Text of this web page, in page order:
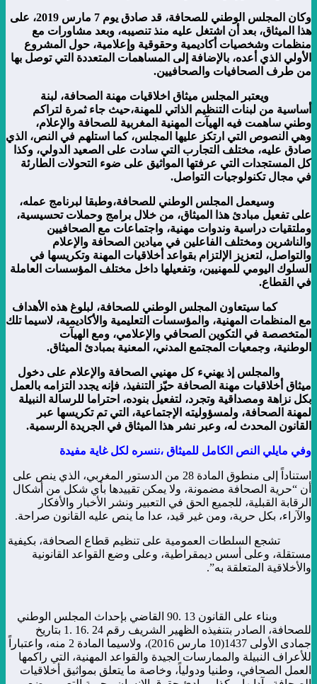
وكان المجلس الوطني للصحافة، قد صادق يوم 7 مارس 2019، على
هذا الميثاق، بعد أن اشتغل عليه منذ تنصيبه، وبعد مشاورات مع
منظمات وشخصيات أكاديمية وحقوقية وإعلامية، حول المشروع
الأولي الذي أعده، بالإضافة إلى المساهمات المتعددة التي توصل بها
من طرف الصحافيات والصحافيين.
ويعتبر المجلس ميثاق اخلاقيات مهنة الصحافة، لبنة
أساسية من لبنات التنظيم الذاتي للمهنة،حيث جاء ثمرة لتراكم
وطني ساهمت فيه الهيآت المهنية المغربية للصحافة والإعلام،
وهي النصوص التي ارتكز عليها المجلس، كما استلهم في النص، الذي
صادق عليه، مختلف التجارب التي سادت على الصعيد الدولي، وكذا
كل المستجدات التي عرفتها المواثيق على ضوء التحولات الطارئة
في مجال تكنولوجيات التواصل.
وسيعمل المجلس الوطني للصحافة،وطبقا لبرنامج عمله،
على تفعيل مبادئ هذا الميثاق، من خلال برامج وحملات تحسيسية،
وملتقيات دراسية وندوات مهنية، واجتماعات مع الصحافيين
والناشرين ومختلف الفاعلين في ميادين الصحافة والإعلام
والتواصل، لتعزيز الإلتزام بقواعد أخلاقيات المهنة وتكريسها في
السلوك اليومي للمهنيين، وتفعيلها داخل مختلف المؤسسات العاملة
في القطاع.
كما سيتعاون المجلس الوطني للصحافة، لبلوغ هذه الأهداف
مع المنظمات المهنية، والمؤسسات التعليمية والأكاديمية، لاسيما تلك
المتخصصة في التكوين الصحافي والإعلامي، ومع الهيآت
الوطنية، وجمعيات المجتمع المدني، المعنية بمبادئ الميثاق.
والمجلس إذ يهنيء كل مهنيي الصحافة والإعلام على دخول
ميثاق أخلاقيات مهنة الصحافة حيّز التنفيذ، فإنه يجدد التزامه بالعمل
بكل نزاهة ومصداقية وتجرد، لتفعيل بنوده، احتراما للرسالة النبيلة
لمهنة الصحافة، ولمسؤوليته الإجتماعية، التي تم تكريسها عبر
القانون المحدث له، وعبر نشر هذا الميثاق في الجريدة الرسمية.
وفي مايلي النص الكامل للميثاق ،ننسره لكل غاية مفيدة
استناداً إلى منطوق المادة 28 من الدستور المغربي، الذي ينص على
أن “حرية الصحافة مضمونة، ولا يمكن تقييدها بأي شكل من أشكال
الرقابة القبلية، للجميع الحق في التعبير ونشر الأخبار والأفكار
والآراء، بكل حرية، ومن غير قيد، عدا ما ينص عليه القانون صراحة.
تشجع السلطات العمومية على تنظيم قطاع الصحافة، بكيفية
مستقلة، وعلى أسس ديمقراطية، وعلى وضع القواعد القانونية
والأخلاقية المتعلقة به”.
وبناء على القانون 13 .90 القاضي بإحداث المجلس الوطني
للصحافة، الصادر بتنفيذه الظهير الشريف رقم 24 .16 .1 بتاريخ
جمادى الأولى 1437(10 مارس 2016)، ولاسيما المادة 2 منه، واعتباراً
للأعراف النبيلة والممارسات الجيدة والقواعد المهنية، التي راكمها
العمل الصحافي، وطنيا ودولياً، وخاصة ما يتعلق بمواثيق أخلاقيات